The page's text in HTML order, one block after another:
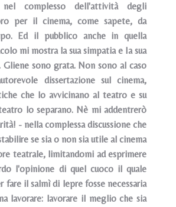
nel complesso dell'attività degli
per il cinema, come sapete, da
Ed il pubblico anche in quella
mi mostra la sua simpatia e Ia sua
Gliene sono grata. Non sono al caso
dissertazione sul cinema,
che lo avvicinano al teatro e su
lo separano. Nè mi addentrerò
- nella complessa discussione che
se sia o non sia utile al cinema
teatrale, limitandomi ad esprimere
l'opinione di quel cuoco il quale
fare il salmì di lepre fosse necessaria
lavorare: lavorare il meglio che sia